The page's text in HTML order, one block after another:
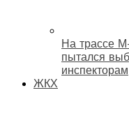
На трассе
пытался
инспекторам
ЖКХ